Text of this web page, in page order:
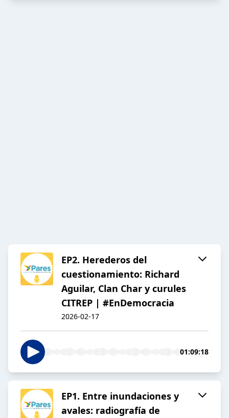
EP2. Herederos del
cuestionamiento: Richard
Aguilar, Clan Char y curules
CITREP | #EnDemocracia
2026-02-17
01:09:18
EP1. Entre inundaciones y
avales: radiografía de